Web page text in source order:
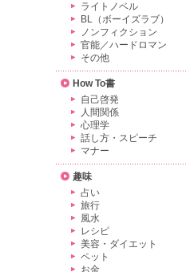
ライトノベル
BL（ボーイズラブ）
ノンフィクション
官能／ハードロマン
その他
How To書
自己啓発
人間関係
心理学
話し方・スピーチ
マナー
趣味
占い
旅行
風水
レシピ
美容・ダイエット
ペット
お金